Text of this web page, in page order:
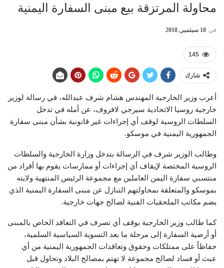
محاولة المرتزقة بيع مبنى السفارة اليمنية
في 18 سبتمبر, 2018
145
شارك
أعرب وزير الخارجية المهندس هشام شرف عبدالله، في رسالة لوزير
خارجية روسيا الاتحادية سيرجي لافروف، عن أمله في تدخل
السلطات الروسية لوقف أي إجراءات غير قانونية بشأن مبنى سفارة
الجمهورية اليمنية في موسكو.
وطالب الوزير شرف في الرسالة بتدخل وزارة الخارجية والسلطات
الروسية المختصة لإيقاف أي إجراءات أو ممارسات يقوم بها أفراد من
منتسبي سفارة اليمن العاملين مع مجموعة الرئيس المنتهية ولايته
بموسكو والمتعلقة بمحاولتهم التنازل عن مبنى السفارة اليمنية الذي
يضم مكاتب الملحقيات الفنية لصالح جهات خارجية.
كما طالب وزير الخارجية بوقف أي تصرف في التعاقد الخاص بالمبنى
أو أرضية السفارة إلى مرحلة ما بعد التسوية السياسية السلمية،
حفاظاً على ممتلكات وحقوق وتعاقدات الجمهورية اليمنية من أي
عبث أو فساد لصالح مجموعة لا تهتم بمصالح البلاد وتحاول قبل